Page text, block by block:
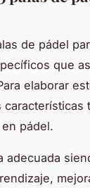
de pádel
que
elaborar
pádel.
adecuada